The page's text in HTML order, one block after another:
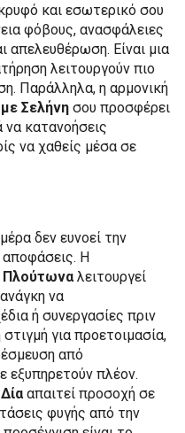
και εσωτερικό σου
φόβους, ανασφάλειες
απελευθέρωση. Είναι μια
λειτουργούν πιο
Παράλληλα, η αρμονική
Σελήνη σου προσφέρει
να κατανοήσεις
να χαθείς μέσα σε
δεν ευνοεί την
αποφάσεις. Η
Πλούτωναλειτουργεί
να
ή συνεργασίες πριν
για προετοιμασία,
από
εξυπηρετούν πλέον.
απαιτεί προσοχή σε
φυγής από την